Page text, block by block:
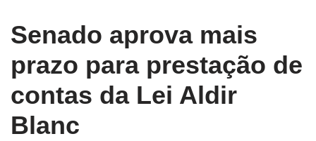
Senado aprova mais
prazo para prestação de
contas da Lei Aldir
Blanc